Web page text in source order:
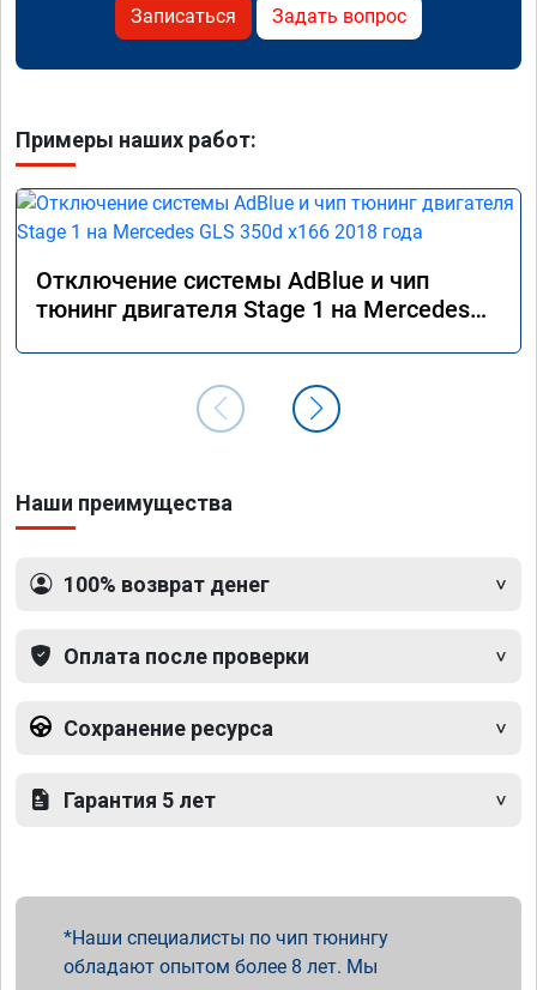
Записаться Задать вопрос
Примеры наших работ:
Отключение системы AdBlue и чип
тюнинг двигателя Stage 1 на Mercedes
Наши преимущества
100% возврат денег
Оплата после проверки
Сохранение ресурса
Гарантия 5 лет
Наши специалисты по чип тюнингу
обладают опытом более 8 лет. Мы